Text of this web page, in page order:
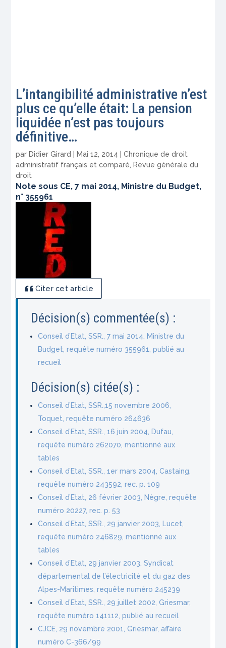
L’intangibilité administrative n’est
plus ce qu’elle était: La pension
liquidée n’est pas toujours
définitive…
par Didier Girard Mai 12, 2014 |Chronique de droit
administratif français et comparé
Revue générale du
droit
Note sous CE, 7 mai 2014, Ministre du Budget,
n° 355961
Citer cet article
Décision(s) commentée(s) :
Conseil d’Etat, SSR., 7 mai 2014, Ministre du
Budget, requête numéro 355961, publié au
recueil
Décision(s) citée(s) :
Conseil d’Etat, SSR.,15 novembre 2006,
Toquet, requête numéro 264636
Conseil d’Etat, SSR., 16 juin 2004, Dufau,
requête numéro 262070, mentionné aux
tables
Conseil d’Etat, SSR., 1er mars 2004, Castaing,
requête numéro 243592, rec. p. 109
Conseil d’Etat, 26 février 2003, Nègre, requête
numéro 20227, rec. p. 53
Conseil d’Etat, SSR., 29 janvier 2003, Lucet,
requête numéro 246829, mentionné aux
tables
Conseil d’Etat, 29 janvier 2003, Syndicat
départemental de l’électricité et du gaz des
Alpes-Maritimes, requête numéro 245239
Conseil d’Etat, SSR., 29 juillet 2002, Griesmar,
requête numéro 141112, publié au recueil
CJCE, 29 novembre 2001, Griesmar, affaire
numéro C-366/99